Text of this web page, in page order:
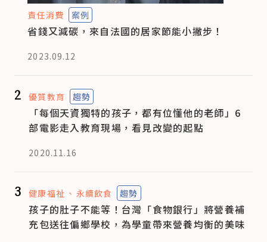
責任消費 案例
省錢又減碳，來自法國的居家節能小撇步！
2023.09.12
2 優質教育 趨勢
「每個天資獨特的孩子，都有位懂他的老師」6
部電影走入教育現場，看見改變的起點
2020.11.16
3 健康福祉 永續飲食 趨勢
孩子的肚子不能等！台灣「食物銀行」將營養補
充包送往偏鄉學校，為學童帶來營養均衡的美味